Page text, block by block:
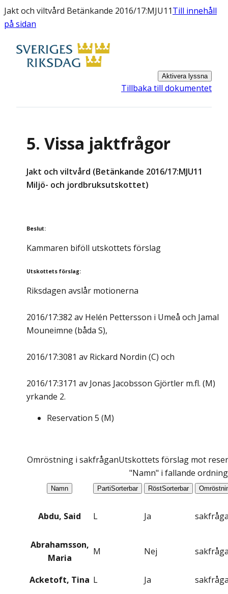
Jakt och viltvård Betänkande 2016/17:MJU11Till innehåll
på sidan
Aktivera lyssna
Tillbaka till dokumentet
5. Vissa jaktfrågor
Jakt och viltvård (Betänkande 2016/17:MJU11
Miljö- och jordbruksutskottet)
Beslut:
Kammaren biföll utskottets förslag
Utskottets förslag:
Riksdagen avslår motionerna
2016/17:382 av Helén Pettersson i Umeå och Jamal
Mouneimne (båda S),
2016/17:3081 av Rickard Nordin (C) och
2016/17:3171 av Jonas Jacobsson Gjörtler m.fl. (M)
yrkande 2.
Reservation 5 (M)
Omröstning i sakfråganUtskottets förslag mot
"Namn" i fallande ordning
Namn PartiSorterbar RöstSorterbar
Abdu, Said L Ja
Abrahamsson,
Maria
M Nej
Acketoft, Tina L Ja